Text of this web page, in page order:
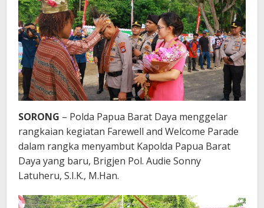
Kapolda
Baru
dengan
Tradisi
Adat
Moi
SORONG – Polda Papua Barat Daya menggelar
rangkaian kegiatan Farewell and Welcome Parade
dalam rangka menyambut Kapolda Papua Barat
Daya yang baru, Brigjen Pol. Audie Sonny
Latuheru, S.I.K., M.Han.